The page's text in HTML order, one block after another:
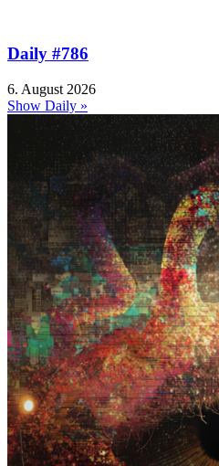
Daily #786
6. August 2026
Show Daily »